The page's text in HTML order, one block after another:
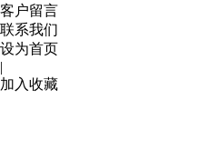
客户留言
联系我们
设为首页
|
加入收藏